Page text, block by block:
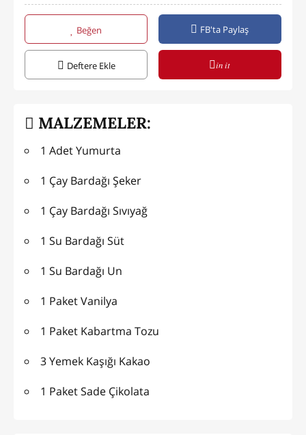
Beğen FB'ta Paylaş
Deftere Ekle in it
MALZEMELER:
1 Adet Yumurta
1 Çay Bardağı Şeker
1 Çay Bardağı Sıvıyağ
1 Su Bardağı Süt
1 Su Bardağı Un
1 Paket Vanilya
1 Paket Kabartma Tozu
3 Yemek Kaşığı Kakao
1 Paket Sade Çikolata